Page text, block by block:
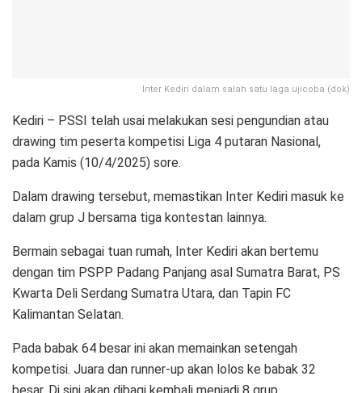
Inter Kediri dalam salah satu laga ujicoba (dok)
Kediri – PSSI telah usai melakukan sesi pengundian atau
drawing tim peserta kompetisi Liga 4 putaran Nasional,
pada Kamis (10/4/2025) sore.
Dalam drawing tersebut, memastikan Inter Kediri masuk ke
dalam grup J bersama tiga kontestan lainnya.
Bermain sebagai tuan rumah, Inter Kediri akan bertemu
dengan tim PSPP Padang Panjang asal Sumatra Barat, PS
Kwarta Deli Serdang Sumatra Utara, dan Tapin FC
Kalimantan Selatan.
Pada babak 64 besar ini akan memainkan setengah
kompetisi. Juara dan runner-up akan lolos ke babak 32